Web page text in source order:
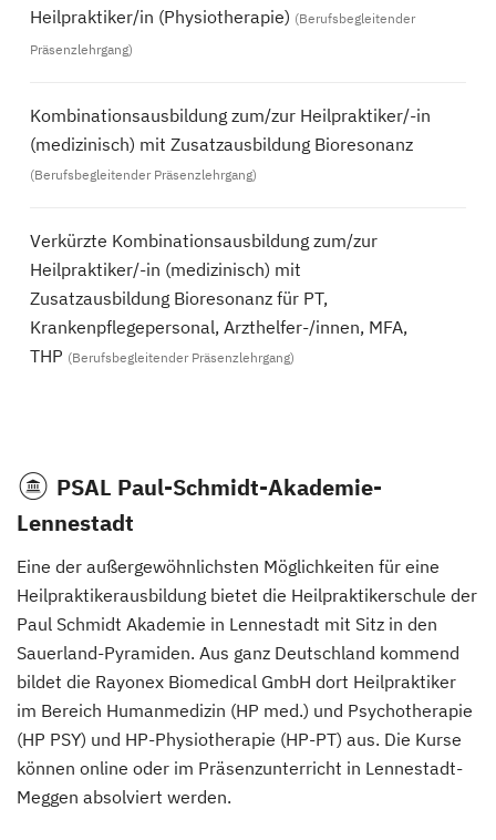
Heilpraktiker/in (Physiotherapie) (Berufsbegleitender
Präsenzlehrgang)
Kombinationsausbildung zum/zur Heilpraktiker/-in
(medizinisch) mit Zusatzausbildung Bioresonanz
(Berufsbegleitender Präsenzlehrgang)
Verkürzte Kombinationsausbildung zum/zur
Heilpraktiker/-in (medizinisch) mit
Zusatzausbildung Bioresonanz für PT,
Krankenpflegepersonal, Arzthelfer-/innen, MFA,
THP (Berufsbegleitender Präsenzlehrgang)
PSAL Paul-Schmidt-Akademie-
Lennestadt
Eine der außergewöhnlichsten Möglichkeiten für eine
Heilpraktikerausbildung bietet die Heilpraktikerschule der
Paul Schmidt Akademie in Lennestadt mit Sitz in den
Sauerland-Pyramiden. Aus ganz Deutschland kommend
bildet die Rayonex Biomedical GmbH dort Heilpraktiker
im Bereich Humanmedizin (HP med.) und Psychotherapie
(HP PSY) und HP-Physiotherapie (HP-PT) aus. Die Kurse
können online oder im Präsenzunterricht in Lennestadt-
Meggen absolviert werden.